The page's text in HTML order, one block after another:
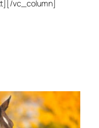
vc_column]